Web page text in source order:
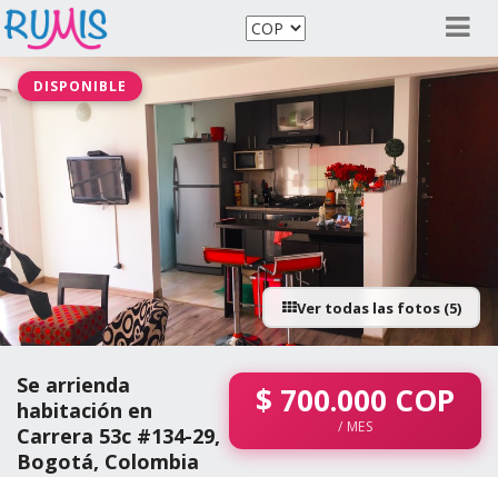
DISPONIBLE
Ver todas las fotos (5)
Se arrienda
habitación en
Carrera 53c #134-29,
Bogotá, Colombia
$ 700.000 COP
/ MES